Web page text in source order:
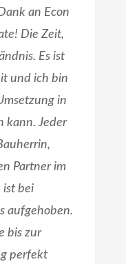
an Econ
Die Zeit,
Es ist
und ich bin
in
kann. Jeder
Partner im
ist bei
aufgehoben.
bis zur
perfekt